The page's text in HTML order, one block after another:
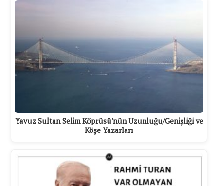
Yavuz Sultan Selim Köprüsü'nün Uzunluğu/Genişliği ve
Köşe Yazarları